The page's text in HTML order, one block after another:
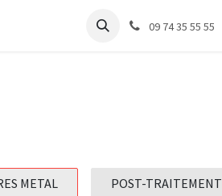
Support09 74 35 55 55
METAL POST-TRAITEMENT